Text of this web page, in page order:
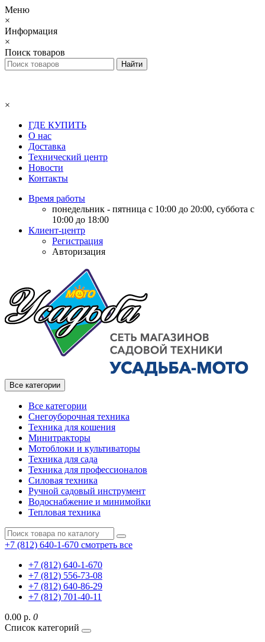
Меню
×
Информация
×
Поиск товаров
×
ГДЕ КУПИТЬ
О нас
Доставка
Технический центр
Новости
Контакты
Время работы
понедельник - пятница с 10:00 до 20:00, суббота с
10:00 до 18:00
Клиент-центр
Регистрация
Авторизация
Все категории
Все категории
Снегоуборочная техника
Техника для кошения
Минитракторы
Мотоблоки и культиваторы
Техника для сада
Техника для профессионалов
Силовая техника
Ручной садовый инструмент
Водоснабжение и минимойки
Тепловая техника
+7 (812) 640-1-670 смотреть все
+7 (812) 640-1-670
+7 (812) 556-73-08
+7 (812) 640-86-29
+7 (812) 701-40-11
0.00 р. 0
Список категорий